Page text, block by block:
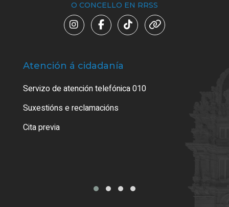
O CONCELLO EN RRSS
Atención á cidadanía
Servizo de atención telefónica 010
Suxestións e reclamacións
Cita previa